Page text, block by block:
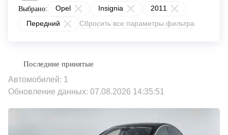
Выбрано: Opel Insignia
2011
Передний
Сбросить все параметры фильтра
Автомобилей: 1
Обновление данных: 07.08.2026 14:35:51